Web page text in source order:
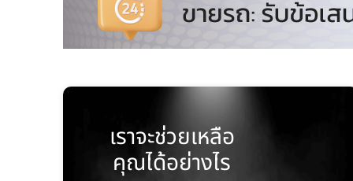
เราจะช่วยเหลือ
คุณได้อย่างไร